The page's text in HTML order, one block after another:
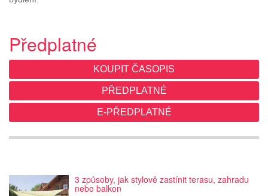
Předplatné
KOUPIT ČASOPIS
PŘEDPLATNÉ
E-PŘEDPLATNÉ
3 způsoby, jak stylově zastínit terasu, zahradu
nebo balkon